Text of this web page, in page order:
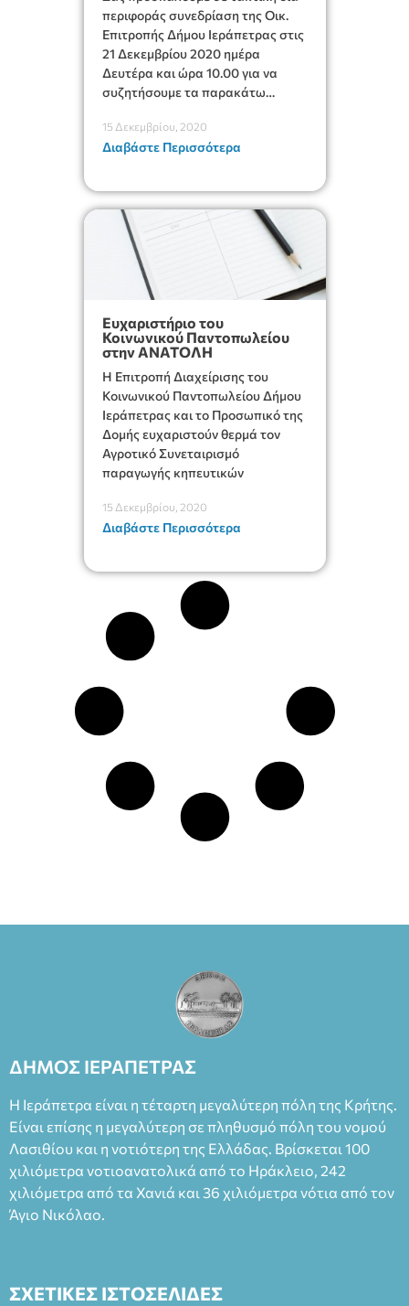
περιφοράς συνεδρίαση της Οικ.
Επιτροπής Δήμου Ιεράπετρας στις
21 Δεκεμβρίου 2020 ημέρα
Δευτέρα και ώρα 10.00 για να
συζητήσουμε τα παρακάτω
15 Δεκεμβρίου, 2020
Διαβάστε Περισσότερα
Ευχαριστήριο του
Κοινωνικού Παντοπωλείου
στην ΑΝΑΤΟΛΗ
Η Επιτροπή Διαχείρισης του
Κοινωνικού Παντοπωλείου Δήμου
Ιεράπετρας και το Προσωπικό της
Δομής ευχαριστούν θερμά τον
Αγροτικό Συνεταιρισμό
παραγωγής κηπευτικών
15 Δεκεμβρίου, 2020
Διαβάστε Περισσότερα
ΔΗΜΟΣ ΙΕΡΑΠΕΤΡΑΣ
Η Ιεράπετρα είναι η τέταρτη μεγαλύτερη πόλη της Κρήτης.
Είναι επίσης η μεγαλύτερη σε πληθυσμό πόλη του νομού
Λασιθίου και η νοτιότερη της Ελλάδας. Βρίσκεται 100
χιλιόμετρα νοτιοανατολικά από το Ηράκλειο, 242
χιλιόμετρα από τα Χανιά και 36 χιλιόμετρα νότια από τον
Άγιο Νικόλαο.
ΣΧΕΤΙΚΕΣ ΙΣΤΟΣΕΛΙΔΕΣ